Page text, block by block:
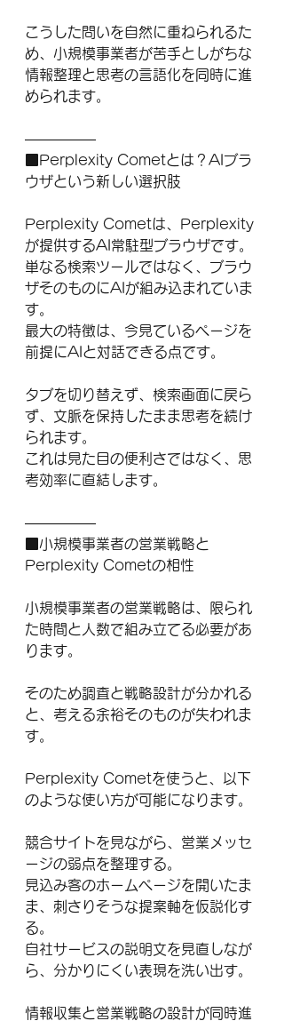
こうした問いを自然に重ねられるた
め、小規模事業者が苦手としがちな
情報整理と思考の言語化を同時に進
められます。
―――――
■Perplexity Cometとは？AIブラ
ウザという新しい選択肢
Perplexity Cometは、Perplexity
が提供するAI常駐型ブラウザです。
単なる検索ツールではなく、ブラウ
ザそのものにAIが組み込まれていま
す。
最大の特徴は、今見ているページを
前提にAIと対話できる点です。
タブを切り替えず、検索画面に戻ら
ず、文脈を保持したまま思考を続け
られます。
これは見た目の便利さではなく、思
考効率に直結します。
―――――
■小規模事業者の営業戦略と
Perplexity Cometの相性
小規模事業者の営業戦略は、限られ
た時間と人数で組み立てる必要があ
ります。
そのため調査と戦略設計が分かれる
と、考える余裕そのものが失われま
す。
Perplexity Cometを使うと、以下
のような使い方が可能になります。
競合サイトを見ながら、営業メッセ
ージの弱点を整理する。
見込み客のホームページを開いたま
ま、刺さりそうな提案軸を仮説化す
る。
自社サービスの説明文を見直しなが
ら、分かりにくい表現を洗い出す。
情報収集と営業戦略の設計が同時進